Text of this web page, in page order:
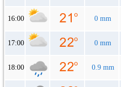
16:00 0 mm
17:00 0 mm
18:00 0.9 mm